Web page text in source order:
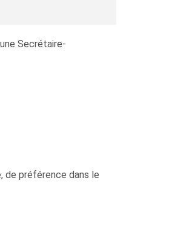
Secrétaire-
de préférence dans le